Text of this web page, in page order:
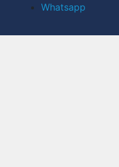
Whatsapp